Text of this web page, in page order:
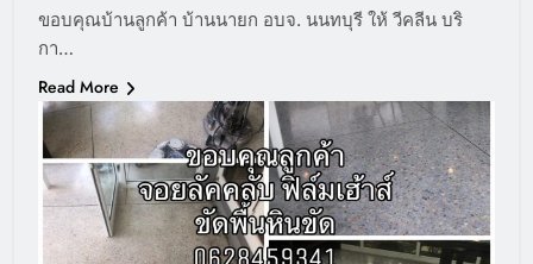
ขอบคุณบ้านลูกค้า บ้านนายก อบจ. นนทบุรี ให้ วีคลีน บริ
กา…
Read More